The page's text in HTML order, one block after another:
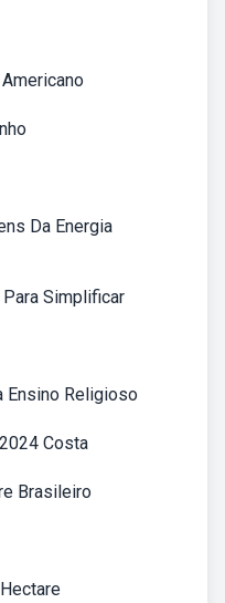
Da Energia
Simplificar
Ensino Religioso
Costa
Brasileiro